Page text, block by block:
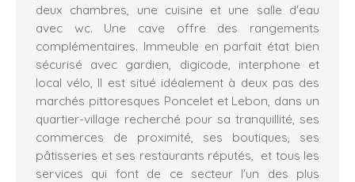
deux chambres, une cuisine et une salle d'eau
avec wc. Une cave offre des rangements
complémentaires. Immeuble en parfait état bien
sécurisé avec gardien, digicode, interphone et
local vélo, Il est situé idéalement à deux pas des
marchés pittoresques Poncelet et Lebon, dans un
quartier-village recherché pour sa tranquillité, ses
commerces de proximité, ses boutiques, ses
pâtisseries et ses restaurants réputés, et tous les
services qui font de ce secteur l'un des plus